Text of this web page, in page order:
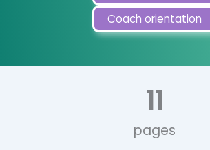
Coach orientation
pages
11